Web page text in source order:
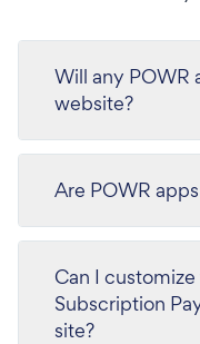
Will any POWR
website?
Are POWR
Can I
Subscription
site?